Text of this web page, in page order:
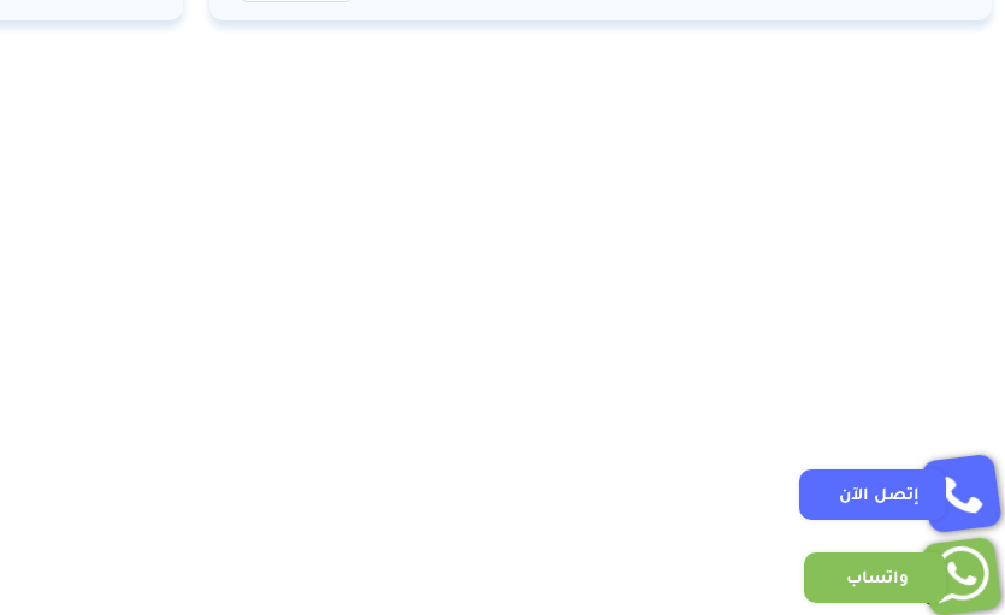
إتصل الآن
واتساب